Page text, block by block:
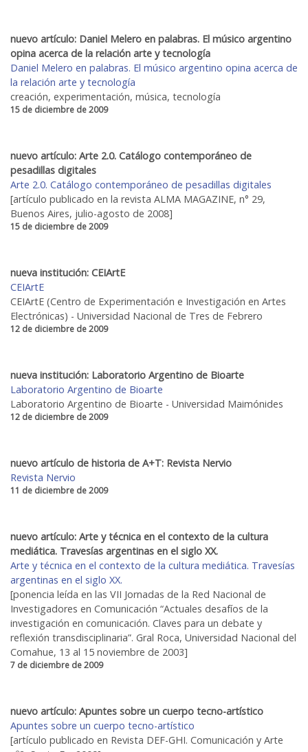
nuevo artículo: Daniel Melero en palabras. El músico argentino
opina acerca de la relación arte y tecnología
Daniel Melero en palabras. El músico argentino opina acerca de
la relación arte y tecnología
creación, experimentación, música, tecnología
15 de diciembre de 2009
nuevo artículo: Arte 2.0. Catálogo contemporáneo de
pesadillas digitales
Arte 2.0. Catálogo contemporáneo de pesadillas digitales
[artículo publicado en la revista ALMA MAGAZINE, n° 29,
Buenos Aires, julio-agosto de 2008]
15 de diciembre de 2009
nueva institución: CEIArtE
CEIArtE
CEIArtE (Centro de Experimentación e Investigación en Artes
Electrónicas) - Universidad Nacional de Tres de Febrero
12 de diciembre de 2009
nueva institución: Laboratorio Argentino de Bioarte
Laboratorio Argentino de Bioarte
Laboratorio Argentino de Bioarte - Universidad Maimónides
12 de diciembre de 2009
nuevo artículo de historia de A+T: Revista Nervio
Revista Nervio
11 de diciembre de 2009
nuevo artículo: Arte y técnica en el contexto de la cultura
mediática. Travesías argentinas en el siglo XX.
Arte y técnica en el contexto de la cultura mediática. Travesías
argentinas en el siglo XX.
[ponencia leída en las VII Jornadas de la Red Nacional de
Investigadores en Comunicación “Actuales desafíos de la
investigación en comunicación. Claves para un debate y
reflexión transdisciplinaria”. Gral Roca, Universidad Nacional del
Comahue, 13 al 15 noviembre de 2003]
7 de diciembre de 2009
nuevo artículo: Apuntes sobre un cuerpo tecno-artístico
Apuntes sobre un cuerpo tecno-artístico
[artículo publicado en Revista DEF-GHI. Comunicación y Arte